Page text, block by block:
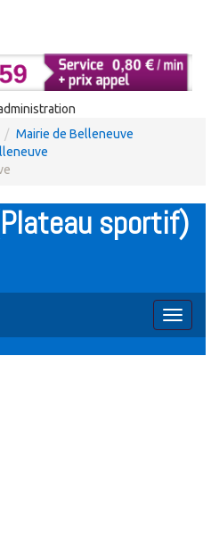
Mairie de Belleneuve
sportif)
Toggle